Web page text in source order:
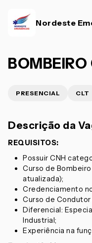
Nordeste
BOMBEIRO
PRESENCIAL CLT
Descrição da
REQUISITOS:
Possuir CNH
Curso de
atualizada);
Credenciamento
Curso de
Diferencial:
Industrial;
Experiência na